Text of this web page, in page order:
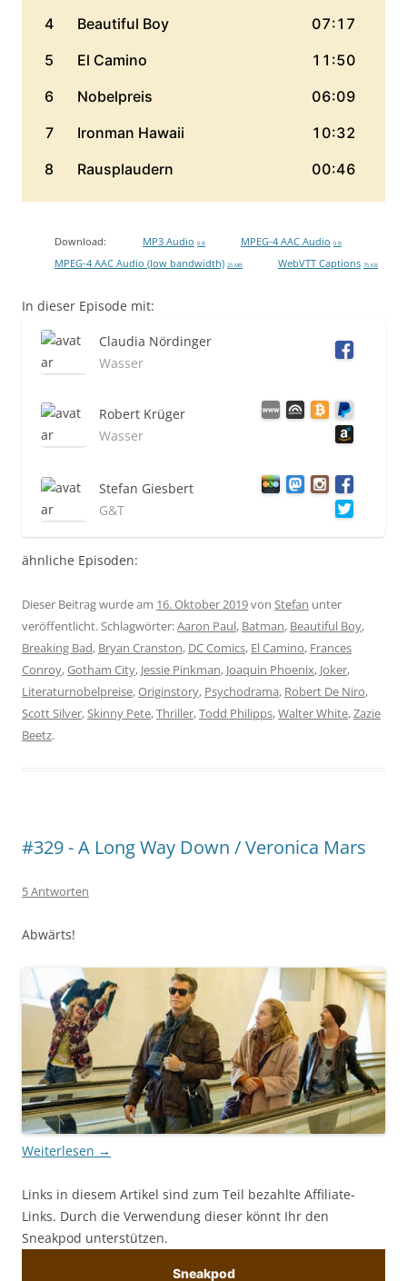
Download: MP3 Audio 0 B MPEG-4 AAC Audio 0 B
MPEG-4 AAC Audio (low bandwidth) 25 MB WebVTT Captions 75 KB
In dieser Episode mit:
Claudia Nördinger
Wasser
Robert Krüger
Wasser
Stefan Giesbert
G&T
ähnliche Episoden:
Dieser Beitrag wurde am 16. Oktober 2019von Stefan unter
veröffentlicht. Schlagwörter:Aaron Paul, Batman, Beautiful Boy,
Breaking Bad, Bryan Cranston, DC Comics, El Camino, Frances
Conroy,Gotham City, Jessie Pinkman, Joaquin Phoenix, Joker,
Literaturnobelpreise,Originstory, Psychodrama, Robert De Niro,
Scott Silver,Skinny Pete,Thriller,Todd Philipps,Walter White,Zazie
Beetz.
#329 - A Long Way Down / Veronica Mars
5 Antworten
Abwärts!
Weiterlesen →
Links in diesem Artikel sind zum Teil bezahlte Affiliate-
Links. Durch die Verwendung dieser könnt Ihr den
Sneakpod unterstützen.